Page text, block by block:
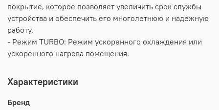
покрытие, которое позволяет увеличить срок службы
устройства и обеспечить его многолетнюю и надежную
работу.
- Режим TURBO: Режим ускоренного охлаждения или
ускоренного нагрева помещения.
Характеристики
Бренд